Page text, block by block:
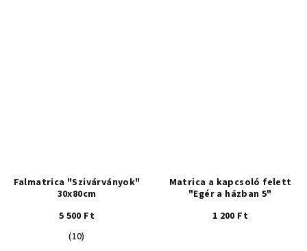
Falmatrica "Szivárványok"
30x80cm
5 500 Ft
A
(10)
Matrica a kapcsoló felett
"Egér a házban 5"
1 200 Ft